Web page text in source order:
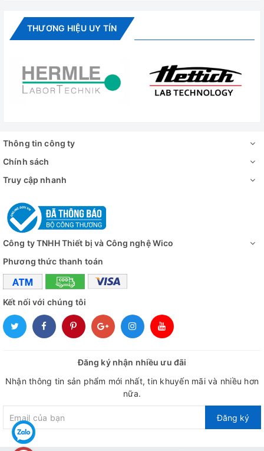
THƯƠNG HIỆU UY TÍN
Thông tin công ty
Chính sách
Truy cập nhanh
Công ty TNHH Thiết bị và Công nghệ Wico
Phương thức thanh toán
Kết nối với chúng tôi
Đăng ký nhận nhiều ưu đãi
Nhận thông tin sản phẩm mới nhất, tin khuyến mãi và nhiều hơn
nữa.
Đăng ký